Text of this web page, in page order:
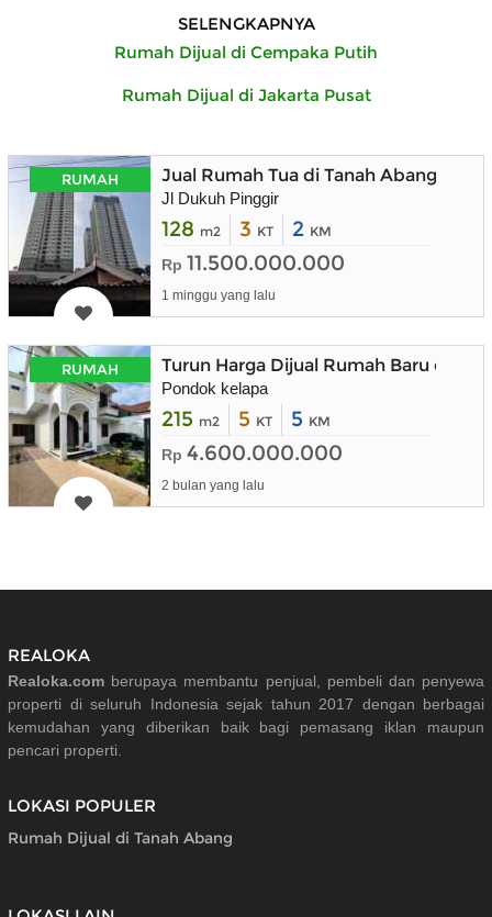
SELENGKAPNYA
Rumah Dijual di Cempaka Putih
Rumah Dijual di Jakarta Pusat
RUMAH Jual Rumah Tua di Tanah Abang
Jl Dukuh Pinggir
128 m2 3 KT 2 KM
Rp 11.500.000.000
1 minggu yang lalu
RUMAH Turun Harga Dijual Rumah Baru
Pondok kelapa
215 m2 5 KT 5 KM
Rp 4.600.000.000
2 bulan yang lalu
REALOKA
Realoka.com berupaya membantu penjual, pembeli dan penyewa
properti di seluruh Indonesia sejak tahun 2017 dengan berbagai
kemudahan yang diberikan baik bagi pemasang iklan maupun
pencari properti.
LOKASI POPULER
Rumah Dijual di Tanah Abang